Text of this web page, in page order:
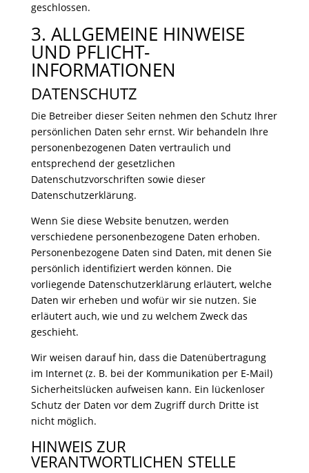
geschlossen.
3. ALLGEMEINE HINWEISE
UND PFLICHT­
INFORMATIONEN
DATENSCHUTZ
Die Betreiber dieser Seiten nehmen den Schutz Ihrer
persönlichen Daten sehr ernst. Wir behandeln Ihre
personenbezogenen Daten vertraulich und
entsprechend der gesetzlichen
Datenschutzvorschriften sowie dieser
Datenschutzerklärung.
Wenn Sie diese Website benutzen, werden
verschiedene personenbezogene Daten erhoben.
Personenbezogene Daten sind Daten, mit denen Sie
persönlich identifiziert werden können. Die
vorliegende Datenschutzerklärung erläutert, welche
Daten wir erheben und wofür wir sie nutzen. Sie
erläutert auch, wie und zu welchem Zweck das
geschieht.
Wir weisen darauf hin, dass die Datenübertragung
im Internet (z. B. bei der Kommunikation per E-Mail)
Sicherheitslücken aufweisen kann. Ein lückenloser
Schutz der Daten vor dem Zugriff durch Dritte ist
nicht möglich.
HINWEIS ZUR
VERANTWORTLICHEN STELLE